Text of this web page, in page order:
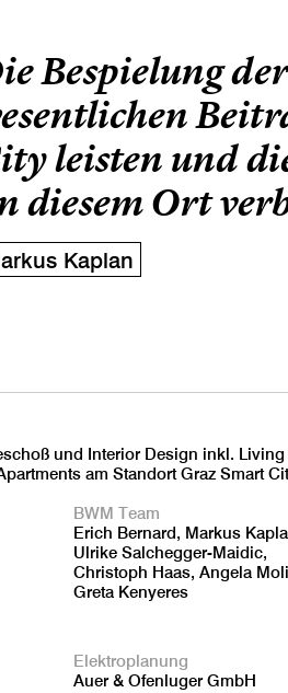
Bespielung
leisten und
diesem Ort
Kaplan
und Interior Design inkl.
am Standort Graz Smart
BWM Team
Erich Bernard, Markus
Ulrike Salchegger-Maidic,
Christoph Haas, Angela
Greta Kenyeres
Elektroplanung
Auer & Ofenluger GmbH